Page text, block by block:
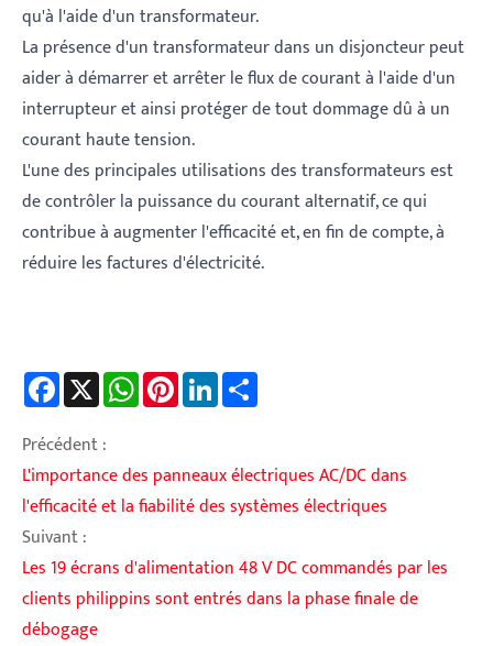
qu'à l'aide d'un transformateur.
La présence d'un transformateur dans un disjoncteur peut
aider à démarrer et arrêter le flux de courant à l'aide d'un
interrupteur et ainsi protéger de tout dommage dû à un
courant haute tension.
L'une des principales utilisations des transformateurs est
de contrôler la puissance du courant alternatif, ce qui
contribue à augmenter l'efficacité et, en fin de compte, à
réduire les factures d'électricité.
Facebook WhatsAppPinterestLinkedIn
Précédent :
L'importance des panneaux électriques AC/DC dans
l'efficacité et la fiabilité des systèmes électriques
Suivant :
Les 19 écrans d'alimentation 48 V DC commandés par les
clients philippins sont entrés dans la phase finale de
débogage